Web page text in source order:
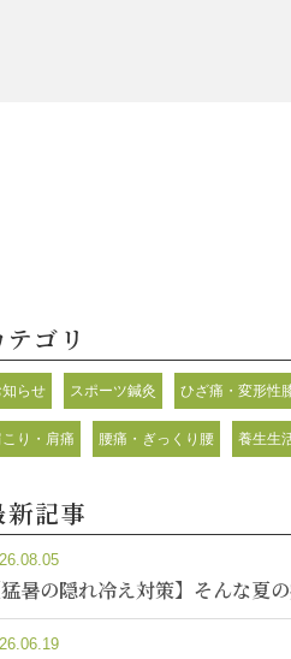
テゴリ
知らせ スポーツ鍼灸 ひざ痛・変形性
こり・肩痛 腰痛・ぎっくり腰 養生生
新記事
猛暑の隠れ冷え対策】そんな夏